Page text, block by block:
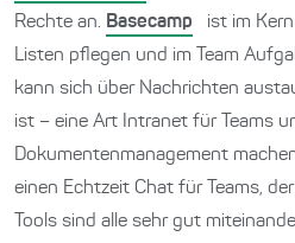
Rechte an. Basecamp
ist im
Listen pflegen und im Team
kann sich über Nachrichten
ist – eine Art Intranet für Teams
Dokumentenmanagement
einen Echtzeit Chat für Teams,
Tools sind alle sehr gut